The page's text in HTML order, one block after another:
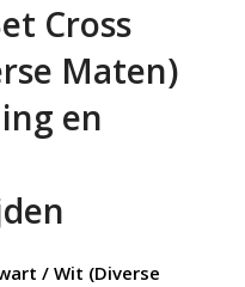
Cross
Maten)
en
/ Wit (Diverse